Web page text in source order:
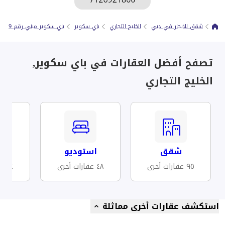
شقق للايجار في دبي الخليج التجاري باي سكوير باي سكوير مبني رقم 9
تصفح أفضل العقارات في باي سكوير,
الخليج التجاري
شقق
٩٥ عقارات أخرى
استوديو
٤٨ عقارات أخرى ٤٤ عقارات أخرى
استكشف عقارات أخرى مماثلة